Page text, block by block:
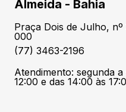
Almeida - Bahia
Praça Dois de Julho,
000
(77) 3463-2196
Atendimento: segunda
12:00 e das 14:00 às